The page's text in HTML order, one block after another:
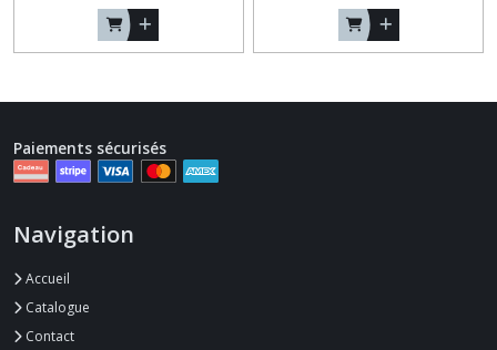
Paiements sécurisés
Navigation
Accueil
Catalogue
Contact